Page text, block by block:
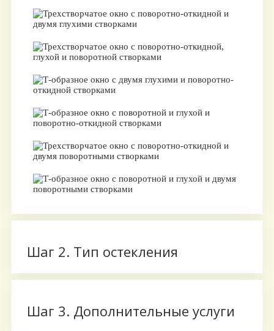
Шаг 2. Тип остекления
Шаг 3. Дополнительные услуги